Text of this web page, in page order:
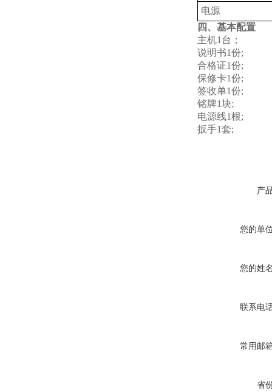
电源
四、基本配置
主机1台；
说明书1份;
合格证1份;
保修卡1份;
签收单1份;
铭牌1块;
电源线1根;
扳手1套;
产
您的单
您的姓
联系电
常用邮
省